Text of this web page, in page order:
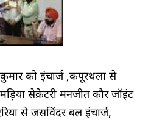
को इंचार्ज ,कपूरथला से
सेक्रेटरी मनजीत कौर जॉइंट
से जसविंदर बल इंचार्ज,